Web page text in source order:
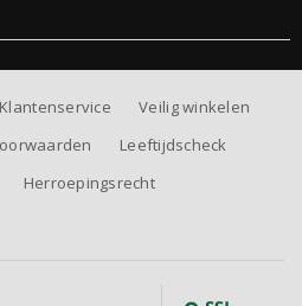
Klantenservice
Veilig winkelen
Leeftijdscheck
Herroepingsrecht